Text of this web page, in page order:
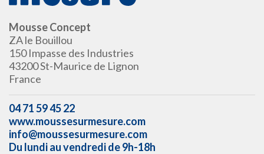
Mousse Concept
ZA le Bouillou
150 Impasse des Industries
43200 St-Maurice de Lignon
France
04 71 59 45 22
www.moussesurmesure.com
info@moussesurmesure.com
Du lundi au vendredi de 9h-18h